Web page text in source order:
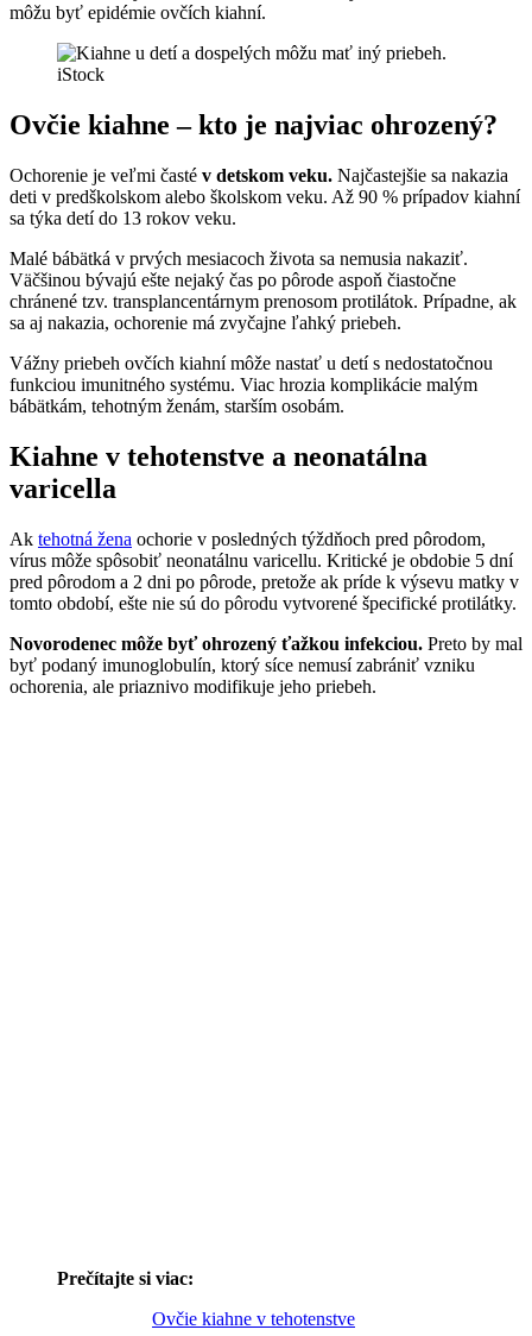
môžu byť epidémie ovčích kiahní.
iStock
Ovčie kiahne – kto je najviac ohrozený?
Ochorenie je veľmi časté v detskom veku. Najčastejšie sa nakazia
deti v predškolskom alebo školskom veku. Až 90 % prípadov kiahní
sa týka detí do 13 rokov veku.
Malé bábätká v prvých mesiacoch života sa nemusia nakaziť.
Väčšinou bývajú ešte nejaký čas po pôrode aspoň čiastočne
chránené tzv. transplancentárnym prenosom protilátok. Prípadne, ak
sa aj nakazia, ochorenie má zvyčajne ľahký priebeh.
Vážny priebeh ovčích kiahní môže nastať u detí s nedostatočnou
funkciou imunitného systému. Viac hrozia komplikácie malým
bábätkám, tehotným ženám, starším osobám.
Kiahne v tehotenstve a neonatálna
varicella
Ak tehotná žena ochorie v posledných týždňoch pred pôrodom,
vírus môže spôsobiť neonatálnu varicellu. Kritické je obdobie 5 dní
pred pôrodom a 2 dni po pôrode, pretože ak príde k výsevu matky v
tomto období, ešte nie sú do pôrodu vytvorené špecifické protilátky.
Novorodenec môže byť ohrozený ťažkou infekciou. Preto by mal
byť podaný imunoglobulín, ktorý síce nemusí zabrániť vzniku
ochorenia, ale priaznivo modifikuje jeho priebeh.
Prečítajte si viac:
Ovčie kiahne v tehotenstve